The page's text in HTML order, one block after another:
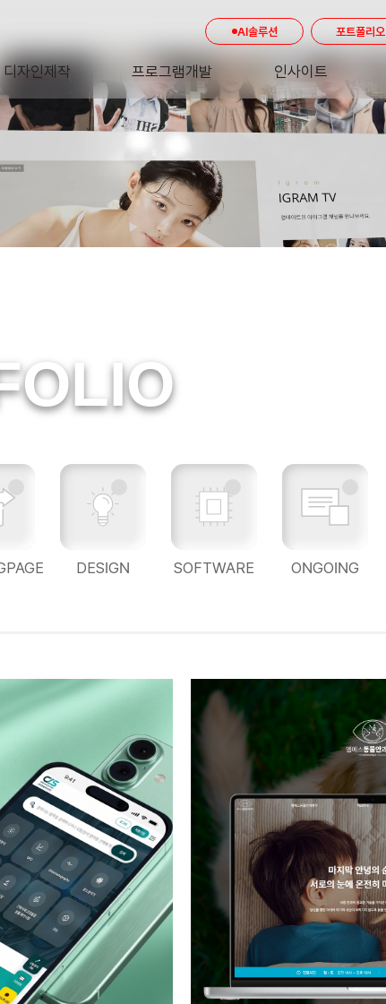
디자인제작 프로그램개발
SOFTWARE
인사이트
INSIGHT
AI솔루션 포트폴리오
DESIGN SOFTWARE ONGOING